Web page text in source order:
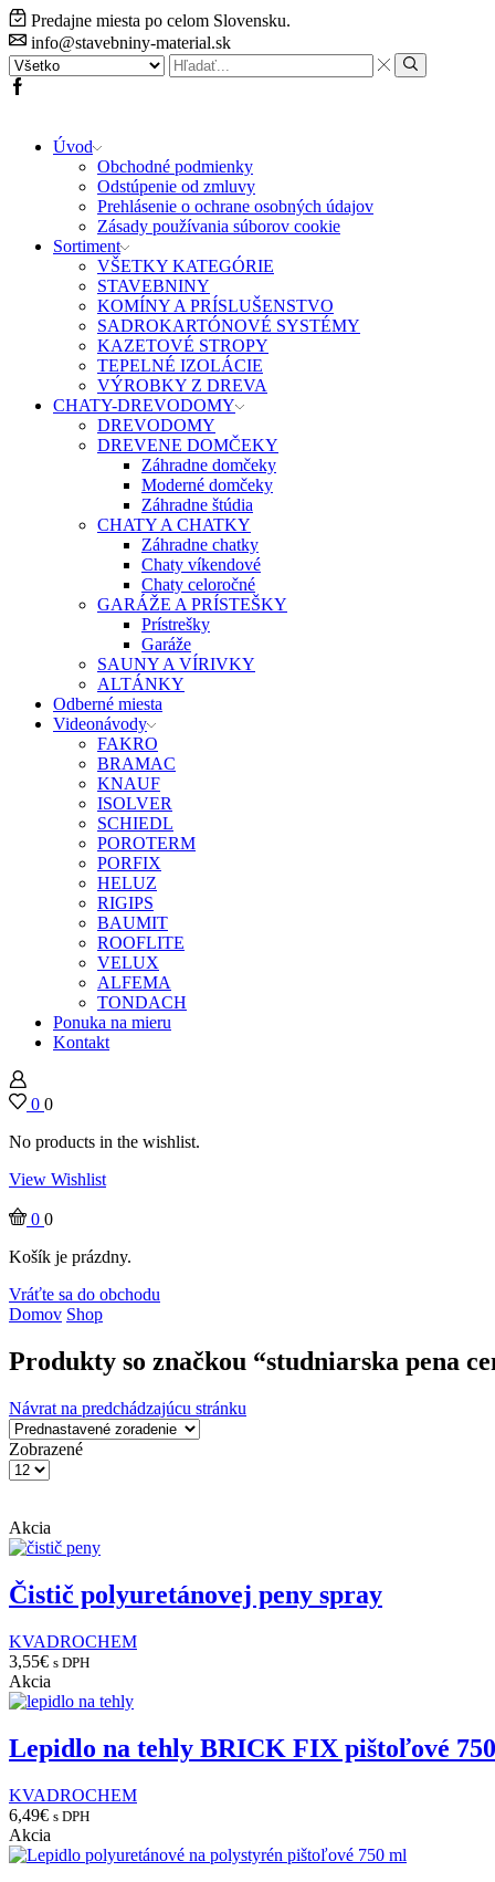
Predajne miesta po celom Slovensku.
info@stavebniny-material.sk
Search
input
Search
Facebook
Úvod
Obchodné podmienky
Odstúpenie od zmluvy
Prehlásenie o ochrane osobných údajov
Zásady používania súborov cookie
Sortiment
VŠETKY KATEGÓRIE
STAVEBNINY
KOMÍNY A PRÍSLUŠENSTVO
SADROKARTÓNOVÉ SYSTÉMY
KAZETOVÉ STROPY
TEPELNÉ IZOLÁCIE
VÝROBKY Z DREVA
CHATY-DREVODOMY
DREVODOMY
DREVENE DOMČEKY
Záhradne domčeky
Moderné domčeky
Záhradne štúdia
CHATY A CHATKY
Záhradne chatky
Chaty víkendové
Chaty celoročné
GARÁŽE A PRÍSTEŠKY
Prístrešky
Garáže
SAUNY A VÍRIVKY
ALTÁNKY
Odberné miesta
Videonávody
FAKRO
BRAMAC
KNAUF
ISOLVER
SCHIEDL
POROTERM
PORFIX
HELUZ
RIGIPS
BAUMIT
ROOFLITE
VELUX
ALFEMA
TONDACH
Ponuka na mieru
Kontakt
0 0
No products in the wishlist.
View Wishlist
0 0
Košík je prázdny.
Vráťte sa do obchodu
Domov Shop
Produkty so značkou “studniarska pena
Návrat na predchádzajúcu stránku
Zobrazené
Products
Akcia
Čistič polyuretánovej peny spray
KVADROCHEM
3,55€ s DPH
Akcia
Lepidlo na tehly BRICK FIX pištoľové
KVADROCHEM
6,49€ s DPH
Akcia